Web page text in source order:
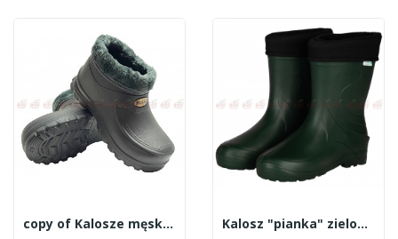
copy of Kalosze męskie piankowe krótkie... Kalosz "pianka" zielony roz.42